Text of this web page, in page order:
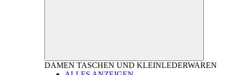
DAMEN TASCHEN UND KLEINLEDERWAREN